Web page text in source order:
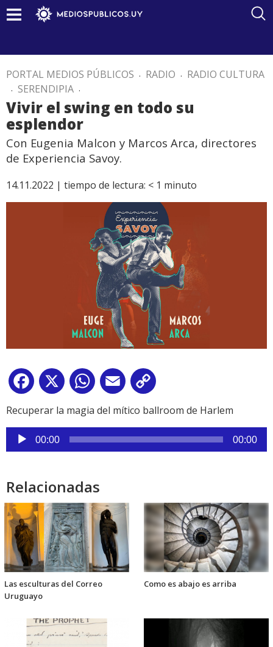
PORTAL MEDIOS PÚBLICOS . RADIO . RADIO CULTURA
. SERENDIPIA .
Vivir el swing en todo su
esplendor
Con Eugenia Malcon y Marcos Arca, directores
de Experiencia Savoy.
14.11.2022 | tiempo de lectura: < 1 minuto
Facebook
X WhatsApp
Email
Link
Recuperar la magia del mítico ballroom de Harlem
Reproductor
de
00:00 00:00
Relacionadas
Las esculturas del Correo
Uruguayo
Como es abajo es arriba